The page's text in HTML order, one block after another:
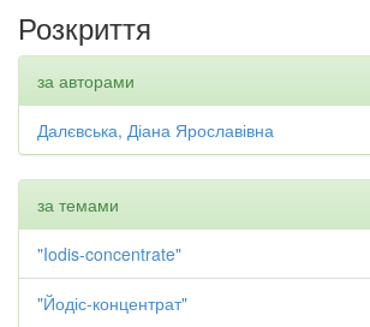
Розкриття
за авторами
Далєвська, Діана Ярославівна
за темами
"Iodis-concentrate"
"Йодіс-концентрат"